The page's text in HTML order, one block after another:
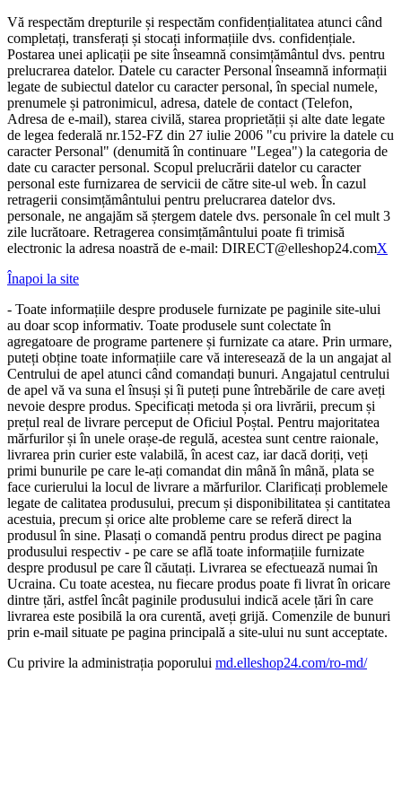
Vă respectăm drepturile și respectăm confidențialitatea atunci când
completați, transferați și stocați informațiile dvs. confidențiale.
Postarea unei aplicații pe site înseamnă consimțământul dvs. pentru
prelucrarea datelor. Datele cu caracter Personal înseamnă informații
legate de subiectul datelor cu caracter personal, în special numele,
prenumele și patronimicul, adresa, datele de contact (Telefon,
Adresa de e-mail), starea civilă, starea proprietății și alte date legate
de legea federală nr.152-FZ din 27 iulie 2006 "cu privire la datele cu
caracter Personal" (denumită în continuare "Legea") la categoria de
date cu caracter personal. Scopul prelucrării datelor cu caracter
personal este furnizarea de servicii de către site-ul web. În cazul
retragerii consimțământului pentru prelucrarea datelor dvs.
personale, ne angajăm să ștergem datele dvs. personale în cel mult 3
zile lucrătoare. Retragerea consimțământului poate fi trimisă
electronic la adresa noastră de e-mail: DIRECT@elleshop24.comX
Înapoi la site
- Toate informațiile despre produsele furnizate pe paginile site-ului
au doar scop informativ. Toate produsele sunt colectate în
agregatoare de programe partenere și furnizate ca atare. Prin urmare,
puteți obține toate informațiile care vă interesează de la un angajat al
Centrului de apel atunci când comandați bunuri. Angajatul centrului
de apel vă va suna el însuși și îi puteți pune întrebările de care aveți
nevoie despre produs. Specificați metoda și ora livrării, precum și
prețul real de livrare perceput de Oficiul Poștal. Pentru majoritatea
mărfurilor și în unele orașe-de regulă, acestea sunt centre raionale,
livrarea prin curier este valabilă, în acest caz, iar dacă doriți, veți
primi bunurile pe care le-ați comandat din mână în mână, plata se
face curierului la locul de livrare a mărfurilor. Clarificați problemele
legate de calitatea produsului, precum și disponibilitatea și cantitatea
acestuia, precum și orice alte probleme care se referă direct la
produsul în sine. Plasați o comandă pentru produs direct pe pagina
produsului respectiv - pe care se află toate informațiile furnizate
despre produsul pe care îl căutați. Livrarea se efectuează numai în
Ucraina. Cu toate acestea, nu fiecare produs poate fi livrat în oricare
dintre țări, astfel încât paginile produsului indică acele țări în care
livrarea este posibilă la ora curentă, aveți grijă. Comenzile de bunuri
prin e-mail situate pe pagina principală a site-ului nu sunt acceptate.
Cu privire la administrația poporului md.elleshop24.com/ro-md/